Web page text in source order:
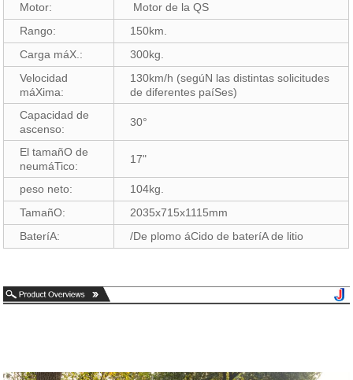
Motor:
Motor de la QS
Rango:
150km.
Carga máX.:
300kg.
Velocidad
máXima:
130km/h (segúN las distintas solicitudes
de diferentes paíSes)
Capacidad de
ascenso:
30°
El tamañO de
neumáTico:
17"
peso neto:
104kg.
TamañO:
2035x715x1115mm
BateríA:
/De plomo áCido de bateríA de litio